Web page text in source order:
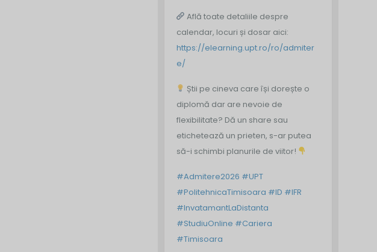
Află toate detaliile despre
calendar, locuri și dosar aici:
https://elearning.upt.ro/ro/admiter
e/
Știi pe cineva care își dorește o
diplomă dar are nevoie de
flexibilitate? Dă un share sau
etichetează un prieten, s-ar putea
să-i schimbi planurile de viitor!
#Admitere2026 #UPT
#PolitehnicaTimisoara #ID #IFR
#InvatamantLaDistanta
#StudiuOnline #Cariera
#Timisoara